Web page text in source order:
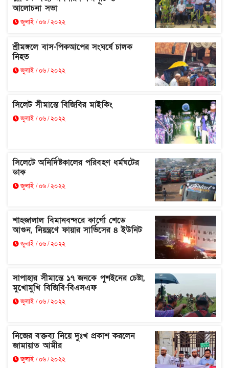
আলোচনা সভা
জুলাই / ০৬ / ২০২২
শ্রীমঙ্গলে বাস-পিকআপের সংঘর্ষে চালক
নিহত
জুলাই / ০৬ / ২০২২
সিলেট সীমান্তে বিজিবির মাইকিং
জুলাই / ০৬ / ২০২২
সিলেটে অনির্দিষ্টকালের পরিবহণ ধর্মঘটের
ডাক
জুলাই / ০৬ / ২০২২
শাহজালাল বিমানবন্দরে কার্গো শেডে
আগুন, নিয়ন্ত্রণে ফায়ার সার্ভিসের ৪ ইউনিট
জুলাই / ০৬ / ২০২২
সাপাহার সীমান্তে ১৭ জনকে পুশইনের চেষ্টা,
মুখোমুখি বিজিবি-বিএসএফ
জুলাই / ০৬ / ২০২২
নিজের বক্তব্য নিয়ে দুঃখ প্রকাশ করলেন
জামায়াত আমীর
জুলাই / ০৬ / ২০২২